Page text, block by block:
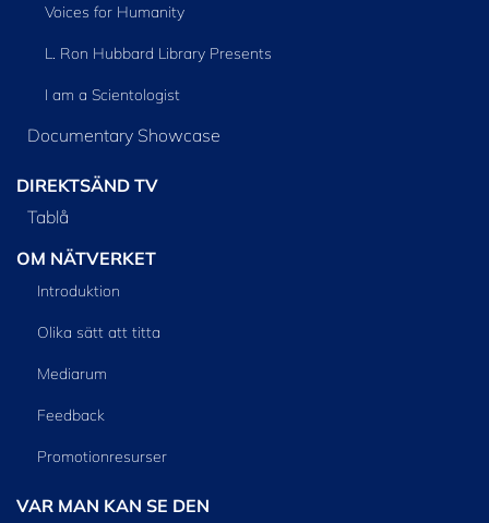
Voices for Humanity
L. Ron Hubbard Library Presents
I am a Scientologist
Documentary Showcase
DIREKTSÄND TV
Tablå
OM NÄTVERKET
Introduktion
Olika sätt att titta
Mediarum
Feedback
Promotionresurser
VAR MAN KAN SE DEN